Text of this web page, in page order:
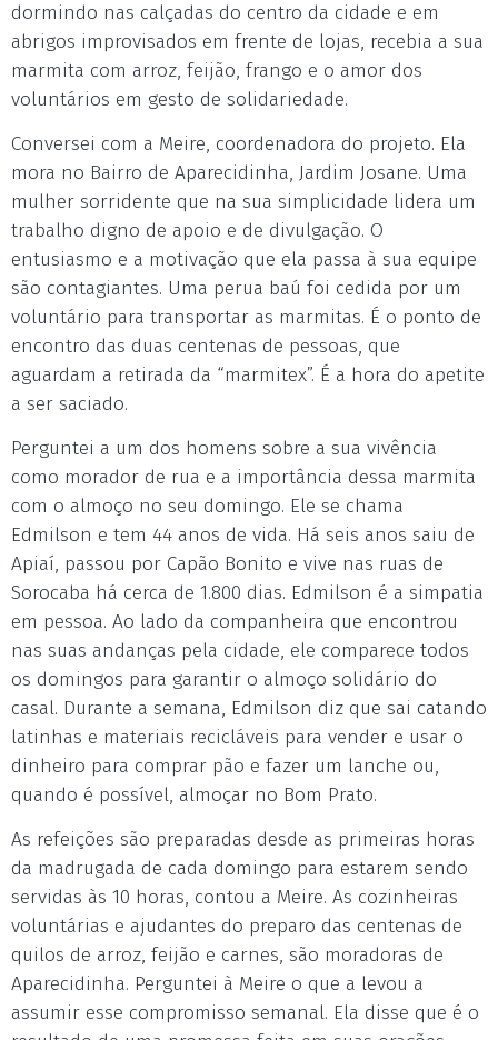
dormindo nas calçadas do centro da cidade e em
abrigos improvisados em frente de lojas, recebia a sua
marmita com arroz, feijão, frango e o amor dos
voluntários em gesto de solidariedade.
Conversei com a Meire, coordenadora do projeto. Ela
mora no Bairro de Aparecidinha, Jardim Josane. Uma
mulher sorridente que na sua simplicidade lidera um
trabalho digno de apoio e de divulgação. O
entusiasmo e a motivação que ela passa à sua equipe
são contagiantes. Uma perua baú foi cedida por um
voluntário para transportar as marmitas. É o ponto de
encontro das duas centenas de pessoas, que
aguardam a retirada da “marmitex”. É a hora do apetite
a ser saciado.
Perguntei a um dos homens sobre a sua vivência
como morador de rua e a importância dessa marmita
com o almoço no seu domingo. Ele se chama
Edmilson e tem 44 anos de vida. Há seis anos saiu de
Apiaí, passou por Capão Bonito e vive nas ruas de
Sorocaba há cerca de 1.800 dias. Edmilson é a simpatia
em pessoa. Ao lado da companheira que encontrou
nas suas andanças pela cidade, ele comparece todos
os domingos para garantir o almoço solidário do
casal. Durante a semana, Edmilson diz que sai catando
latinhas e materiais recicláveis para vender e usar o
dinheiro para comprar pão e fazer um lanche ou,
quando é possível, almoçar no Bom Prato.
As refeições são preparadas desde as primeiras horas
da madrugada de cada domingo para estarem sendo
servidas às 10 horas, contou a Meire. As cozinheiras
voluntárias e ajudantes do preparo das centenas de
quilos de arroz, feijão e carnes, são moradoras de
Aparecidinha. Perguntei à Meire o que a levou a
assumir esse compromisso semanal. Ela disse que é o